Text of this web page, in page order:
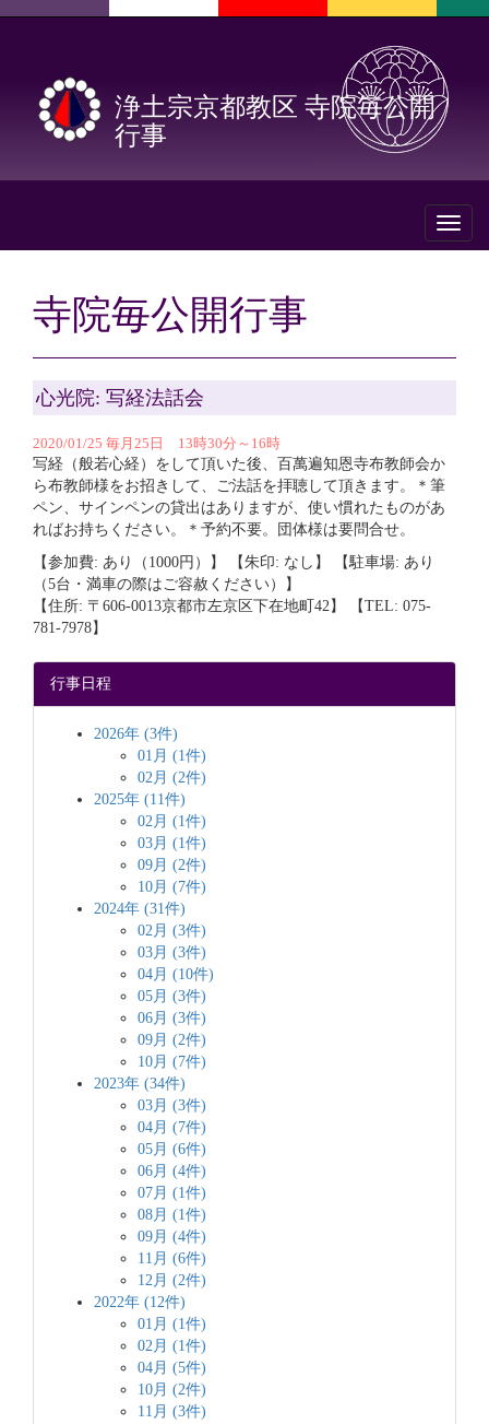
浄土宗京都教区 寺院毎公開
行事
Toggle
寺院毎公開行事
心光院: 写経法話会
2020/01/25 毎月25日 13時30分～16時
写経（般若心経）をして頂いた後、百萬遍知恩寺布教師会か
ら布教師様をお招きして、ご法話を拝聴して頂きます。＊筆
ペン、サインペンの貸出はありますが、使い慣れたものがあ
ればお持ちください。＊予約不要。団体様は要問合せ。
【参加費: あり（1000円）】 【朱印: なし】 【駐車場: あり
（5台・満車の際はご容赦ください）】
【住所: 〒606-0013京都市左京区下在地町42】 【TEL: 075-
781-7978】
行事日程
2026年 (3件)
01月 (1件)
02月 (2件)
2025年 (11件)
02月 (1件)
03月 (1件)
09月 (2件)
10月 (7件)
2024年 (31件)
02月 (3件)
03月 (3件)
04月 (10件)
05月 (3件)
06月 (3件)
09月 (2件)
10月 (7件)
2023年 (34件)
03月 (3件)
04月 (7件)
05月 (6件)
06月 (4件)
07月 (1件)
08月 (1件)
09月 (4件)
11月 (6件)
12月 (2件)
2022年 (12件)
01月 (1件)
02月 (1件)
04月 (5件)
10月 (2件)
11月 (3件)